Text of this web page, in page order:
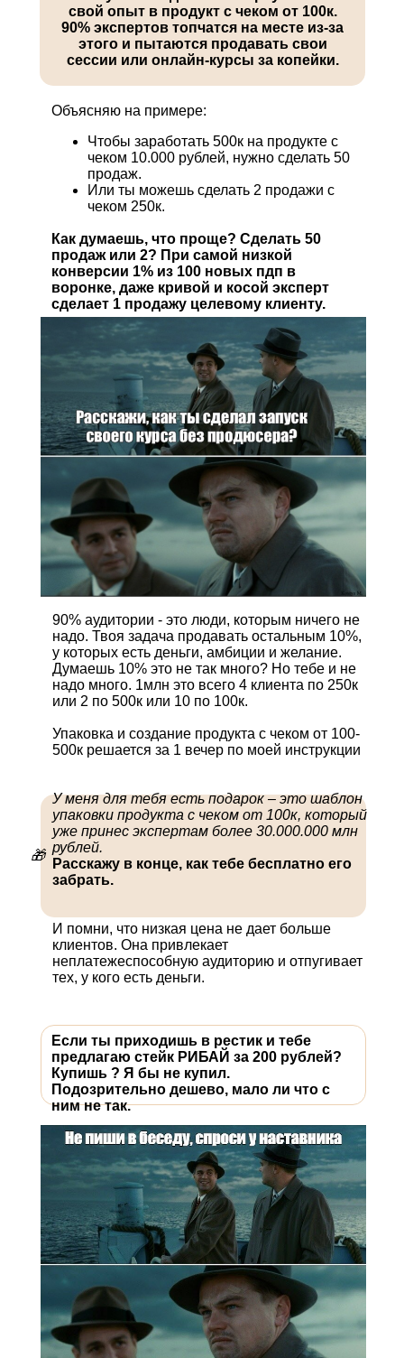
свой опыт в продукт с чеком от 100к.
90% экспертов топчатся на месте из-за
этого и пытаются продавать свои
сессии или онлайн-курсы за копейки.
Объясняю на примере:
Чтобы заработать 500к на продукте с
чеком 10.000 рублей, нужно сделать 50
продаж.
Или ты можешь сделать 2 продажи с
чеком 250к.
Как думаешь, что проще? Сделать 50
продаж или 2? При самой низкой
конверсии 1% из 100 новых пдп в
воронке, даже кривой и косой эксперт
сделает 1 продажу целевому клиенту.
90% аудитории - это люди, которым ничего не
надо. Твоя задача продавать остальным 10%,
у которых есть деньги, амбиции и желание.
Думаешь 10% это не так много? Но тебе и не
надо много. 1млн это всего 4 клиента по 250к
или 2 по 500к или 10 по 100к.
Упаковка и создание продукта с чеком от 100-
500к решается за 1 вечер по моей инструкции
У меня для тебя есть подарок – это шаблон
упаковки продукта с чеком от 100к, который
уже принес экспертам более 30.000.000 млн
рублей.
Расскажу в конце, как тебе бесплатно его
забрать.
И помни, что низкая цена не дает больше
клиентов. Она привлекает
неплатежеспособную аудиторию и отпугивает
тех, у кого есть деньги.
Если ты приходишь в рестик и тебе
предлагаю стейк РИБАЙ за 200 рублей?
Купишь ? Я бы не купил.
Подозрительно дешево, мало ли что с
ним не так.
🎁